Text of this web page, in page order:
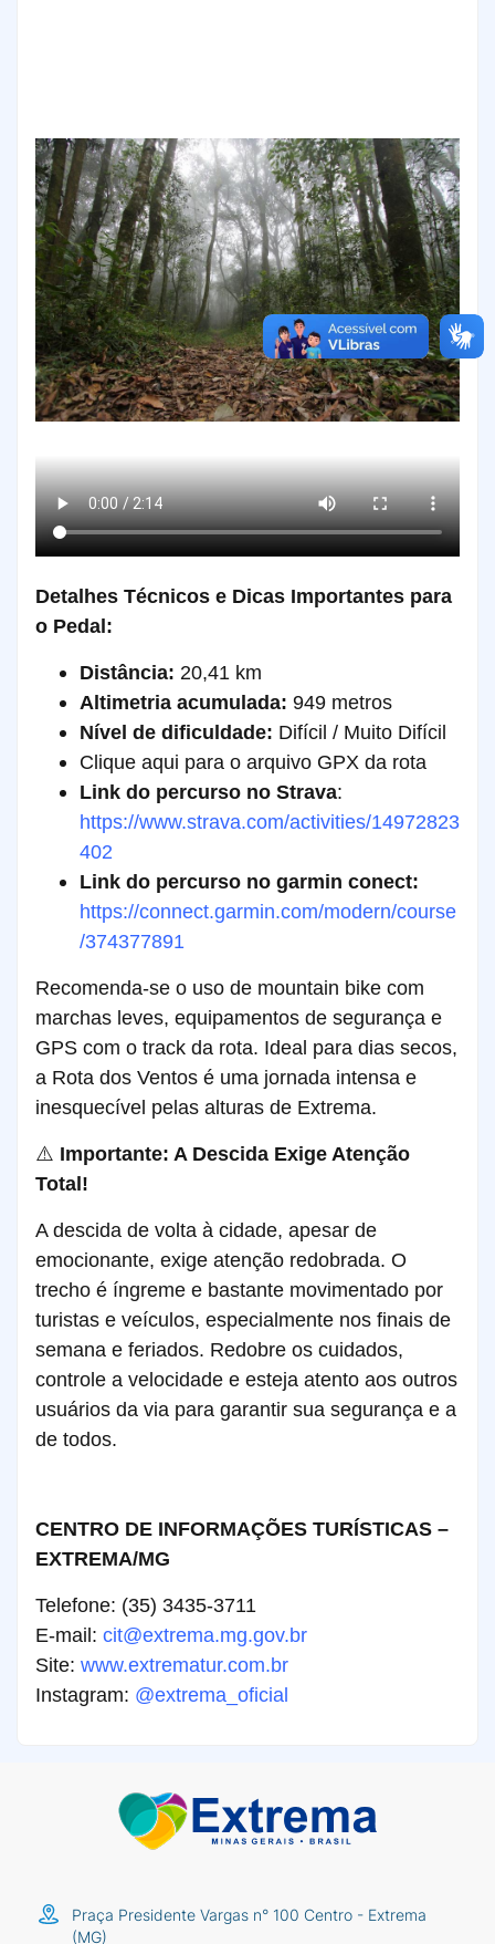
Detalhes Técnicos e Dicas Importantes para
o Pedal:
Distância: 20,41 km
Altimetria acumulada: 949 metros
Nível de dificuldade: Difícil / Muito Difícil
Clique aqui para o arquivo GPX da rota
Link do percurso no Strava:
https://www.strava.com/activities/14972823
402
Link do percurso no garmin conect:
https://connect.garmin.com/modern/course
/374377891
Recomenda-se o uso de mountain bike com
marchas leves, equipamentos de segurança e
GPS com o track da rota. Ideal para dias secos,
a Rota dos Ventos é uma jornada intensa e
inesquecível pelas alturas de Extrema.
⚠️ Importante: A Descida Exige Atenção
Total!
A descida de volta à cidade, apesar de
emocionante, exige atenção redobrada. O
trecho é íngreme e bastante movimentado por
turistas e veículos, especialmente nos finais de
semana e feriados. Redobre os cuidados,
controle a velocidade e esteja atento aos outros
usuários da via para garantir sua segurança e a
de todos.
CENTRO DE INFORMAÇÕES TURÍSTICAS –
EXTREMA/MG
Telefone: (35) 3435-3711
E-mail: cit@extrema.mg.gov.br
Site: www.extrematur.com.br
Instagram: @extrema_oficial
Praça Presidente Vargas n° 100 Centro - Extrema
(MG)